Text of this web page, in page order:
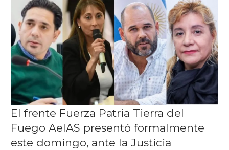
El frente Fuerza Patria Tierra del
Fuego AeIAS presentó formalmente
este domingo, ante la Justicia